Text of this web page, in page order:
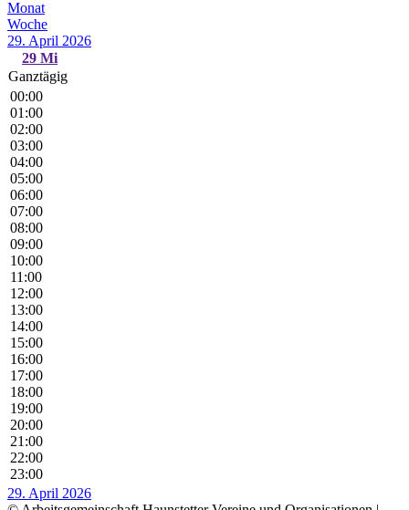
Monat
Woche
29. April 2026
29 Mi
Ganztägig
00:00
01:00
02:00
03:00
04:00
05:00
06:00
07:00
08:00
09:00
10:00
11:00
12:00
13:00
14:00
15:00
16:00
17:00
18:00
19:00
20:00
21:00
22:00
23:00
29. April 2026